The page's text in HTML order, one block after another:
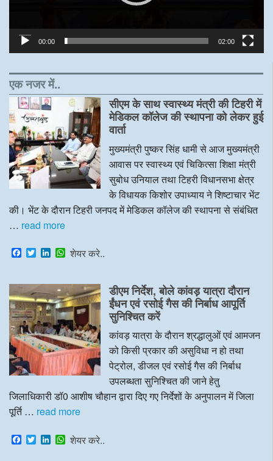
00:00 02:00
एक नजर में..
सीएम के साथ स्वास्थ्य मंत्री की टिहरी में
मेडिकल कॉलेज की स्थापना को लेकर हुई
वार्ता
मुख्यमंत्री पुष्कर सिंह धामी से आज मुख्यमंत्री
आवास पर स्वास्थ्य एवं चिकित्सा शिक्षा मंत्री
सुबोध उनियाल तथा टिहरी विधानसभा क्षेत्र
के विधायक किशोर उपाध्याय ने शिष्टाचार भेंट
की। भेंट के दौरान टिहरी जनपद में मेडिकल कॉलेज की स्थापना से संबंधित
… read more
F
a
e
b
o
o
k
T
w
t
t
e
r
L
k
e
d
I
n
W
t
s
A
p
p
शेयर करे..
डीएम निर्देश, बोले कांवड़ यात्रा दौरान
ईंधन एवं रसोई गैस की निर्बाध आपूर्ति
सुनिश्चित करें
कांवड़ यात्रा के दौरान श्रद्धालुओं एवं आमजन
को किसी प्रकार की असुविधा न हो तथा
पेट्रोल, डीजल एवं रसोई गैस की निर्बाध
उपलब्धता सुनिश्चित की जाने हेतु
जिलाधिकारी डॉ0 आशीष चौहान द्वारा दिए गए निर्देशों के अनुपालन में जिला
पूर्ति … read more
F
a
T
w
L W
शेयर करे..